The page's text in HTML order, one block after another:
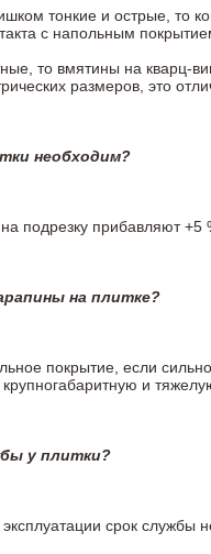
тонкие и острые, то
с напольным
то вмятины на кварц-
размеров, это
необходим?
подрезку прибавляют +5
на плитке?
покрытие, если
и
у плитки?
срок